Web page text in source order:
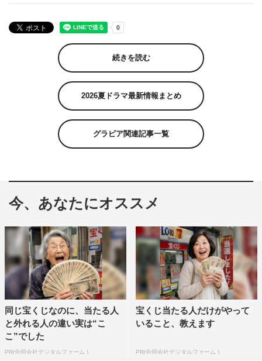
続きを読む
2026夏ドラマ最新情報まとめ
グラビア関連記事一覧
今、あなたにオススメ
同じ宝くじなのに、当たる人
と外れる人の違い実は“こ
こ”でした
PR(合同会社デジタルファーム )
宝くじ当たる人だけがやって
いること、教えます
PR(合同会社デジタルファーム )